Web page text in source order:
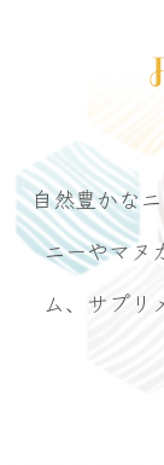
自然豊かな
ニーやマヌ
ム、サプリ